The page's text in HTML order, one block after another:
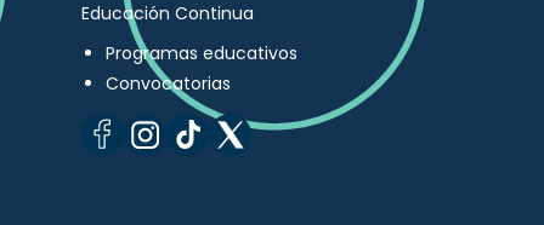
Educación Continua
Programas educativos
Convocatorias